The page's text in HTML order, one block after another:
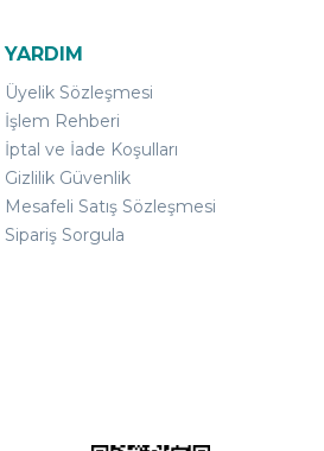
YARDIM
Üyelik Sözleşmesi
İşlem Rehberi
İptal ve İade Koşulları
Gizlilik Güvenlik
Mesafeli Satış Sözleşmesi
Sipariş Sorgula